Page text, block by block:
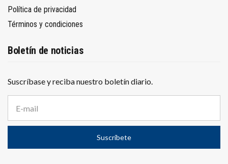
Política de privacidad
Términos y condiciones
Boletín de noticias
Suscríbase y reciba nuestro boletín diario.
r
e
c
Suscríbete